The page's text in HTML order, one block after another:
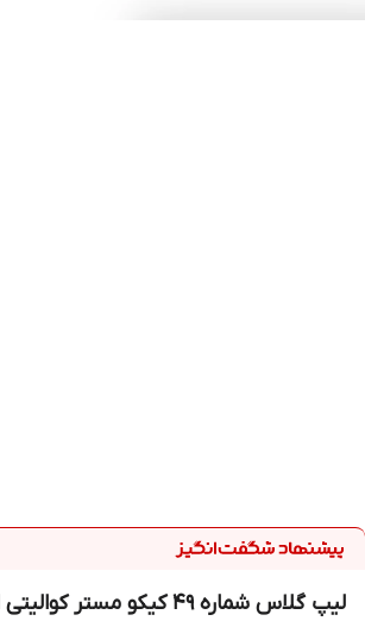
لیپ گلاس شماره ۴۹ کیکو مستر کوالیتی ایتالیا